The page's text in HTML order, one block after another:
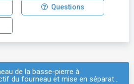
Questions
de la basse-pierre à
du fourneau et mise en séparat…